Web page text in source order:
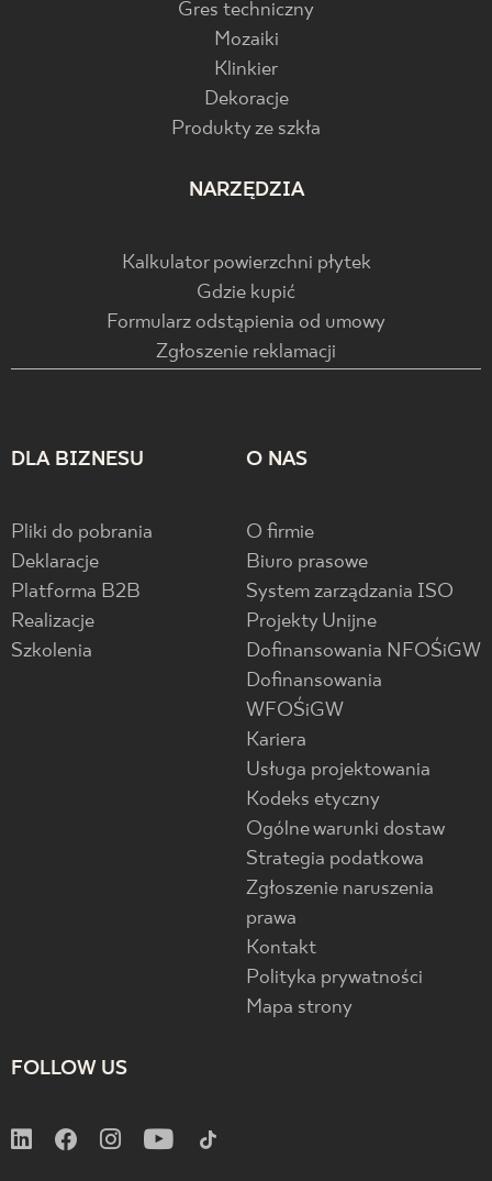
Gres techniczny
Mozaiki
Klinkier
Dekoracje
Produkty ze szkła
NARZĘDZIA
Kalkulator powierzchni płytek
Gdzie kupić
Formularz odstąpienia od umowy
Zgłoszenie reklamacji
DLA BIZNESU
Pliki do pobrania
Deklaracje
Platforma B2B
Realizacje
Szkolenia
O NAS
O firmie
Biuro prasowe
System zarządzania ISO
Projekty Unijne
Dofinansowania NFOŚiGW
Dofinansowania
WFOŚiGW
Kariera
Usługa projektowania
Kodeks etyczny
Ogólne warunki dostaw
Strategia podatkowa
Zgłoszenie naruszenia
prawa
Kontakt
Polityka prywatności
Mapa strony
FOLLOW US